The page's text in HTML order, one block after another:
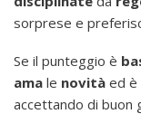
sorprese e
Se il punteggio è
ama le novità ed è
accettando di buon